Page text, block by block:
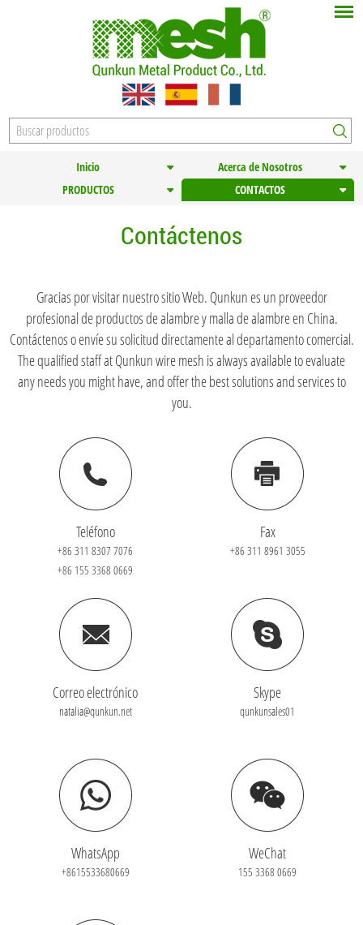
Inicio
Acerca de Nosotros
PRODUCTOS
CONTACTOS
Contáctenos
Gracias por visitar nuestro sitio Web. Qunkun es un proveedor
profesional de productos de alambre y malla de alambre en China.
Contáctenos o envíe su solicitud directamente al departamento comercial.
The qualified staff at Qunkun wire mesh is always available to evaluate
any needs you might have, and offer the best solutions and services to
you.
Teléfono
+86 311 8307 7076
+86 155 3368 0669
Fax
+86 311 8961 3055
Correo electrónico
natalia@qunkun.net
Skype
qunkunsales01
WhatsApp
+8615533680669
WeChat
155 3368 0669